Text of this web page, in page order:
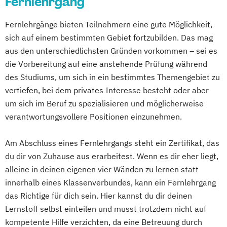
Online Marketing
Personalpsychologie und Human Resource
Pflege
Pharmamanagement und -technologie
Praxis- und Versorgungsmanagement
Prozess- und Projektmanagement
Sales Management & Strategy
Soziale Arbeit
Soziale Arbeit im Online-Abendstudium
Sozialmanagement Sozialwissenschaften
Sustainability Management
Therapiewissenschaften - Ergotherapie
Psychologische Methodenlehre
Public Health
Risikomanagement
Soziale Arbeit Sozialmanagement
Sozialpsychologie Sportpsychologie
Theoriegeleitete Pflege Visualisieren
Präsentieren und Moderieren
Wirtschaftsmathematik
English for Professional Purposes A2
English for Professional Purposes B2
English for Professional Purposes C1
English for Professional Purposes C2
Expert*in Big Data Management
Expert*in Business Intelligence
Expert*in Digital Leadership
Expert*in für Digitalisierung in der
Expert*in für Nachhaltigkeit und
Veränderungsprozesse
Finance and Accounting Manager*in
Französisch Sprachkurs A1
Französisch Sprachkurs A2
Wuppertal Gelsenkirchen
Chemnitz
Kiel
Magdeburg
Freiburg im Breisgau Krefeld
Lübeck
Oberhausen Erfurt Mainz Rostock
Kassel Hagen Saarbrücken
Mülheim an der Ruhr Potsdam
Ludwigshafen Oldenburg Leverkusen
Osnabrück Solingen Heidelberg Herne
Neuss Darmstadt Paderborn
Wolfsburg
Fachberater/in für
Nahrungsergänzungsmittel
Fachberater/in für Sporternährung
Fachkraft für Betriebliches
Gesundheitsmanagement
Fachtrainer/in für Ausdauersport
Fachtrainer/in für Bodybuilding und
Fachtrainer/in für Cardiotraining
Fachtrainer/in für Rückentraining
Fachtrainer/in für Seilzug- und
Freihanteltraining
Fachtrainer/in für Senioren
Fachtrainer/in für Sportrehabilitation
Fernlehrgänge bieten Teilnehmern eine gute Möglichkeit,
sich auf einem bestimmten Gebiet fortzubilden. Das mag
aus den unterschiedlichsten Gründen vorkommen – sei es
die Vorbereitung auf eine anstehende Prüfung während
des Studiums, um sich in ein bestimmtes Themengebiet zu
vertiefen, bei dem privates Interesse besteht oder aber
um sich im Beruf zu spezialisieren und möglicherweise
verantwortungsvollere Positionen einzunehmen.
Am Abschluss eines Fernlehrgangs steht ein Zertifikat, das
du dir von Zuhause aus erarbeitest. Wenn es dir eher liegt,
alleine in deinen eigenen vier Wänden zu lernen statt
innerhalb eines Klassenverbundes, kann ein Fernlehrgang
das Richtige für dich sein. Hier kannst du dir deinen
Lernstoff selbst einteilen und musst trotzdem nicht auf
kompetente Hilfe verzichten, da eine Betreuung durch